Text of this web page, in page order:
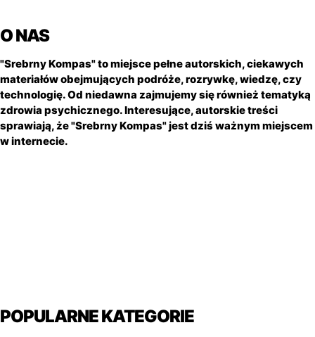
O NAS
"Srebrny Kompas" to miejsce pełne autorskich, ciekawych
materiałów obejmujących podróże, rozrywkę, wiedzę, czy
technologię. Od niedawna zajmujemy się również tematyką
zdrowia psychicznego. Interesujące, autorskie treści
sprawiają, że "Srebrny Kompas" jest dziś ważnym miejscem
w internecie.
POPULARNE KATEGORIE